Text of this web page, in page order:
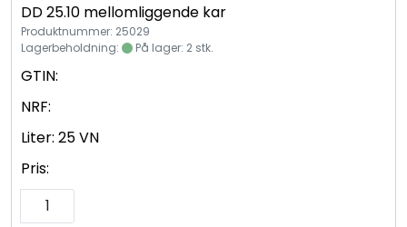
DD 25.10 mellomliggende kar
Produktnummer: 25029
Lagerbeholdning:
På lager: 2 stk.
GTIN:
NRF:
Liter: 25 VN
Pris: